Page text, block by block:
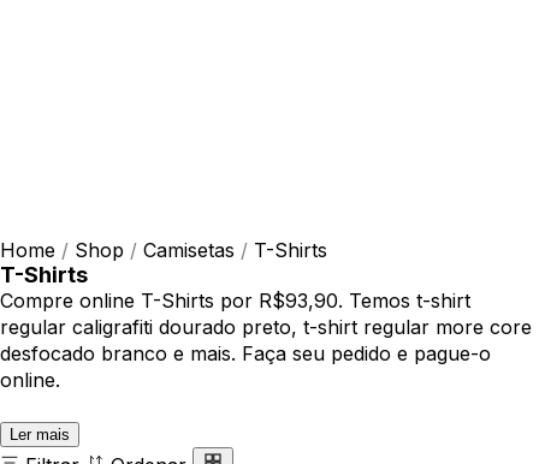
Home / Shop / Camisetas / T-Shirts
T-Shirts
Compre online T-Shirts por R$93,90. Temos t-shirt
regular caligrafiti dourado preto, t-shirt regular more core
desfocado branco e mais. Faça seu pedido e pague-o
online.
Ler mais